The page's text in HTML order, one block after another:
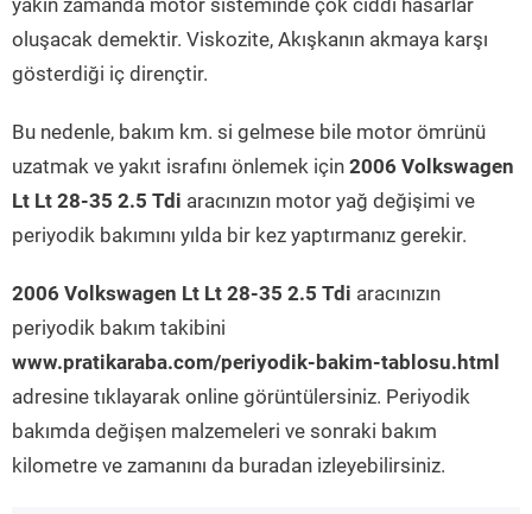
yakın zamanda motor sisteminde çok ciddi hasarlar
oluşacak demektir. Viskozite, Akışkanın akmaya karşı
gösterdiği iç dirençtir.
Bu nedenle, bakım km. si gelmese bile motor ömrünü
uzatmak ve yakıt israfını önlemek için 2006 Volkswagen
Lt Lt 28-35 2.5 Tdi aracınızın motor yağ değişimi ve
periyodik bakımını yılda bir kez yaptırmanız gerekir.
2006 Volkswagen Lt Lt 28-35 2.5 Tdi aracınızın
periyodik bakım takibini
www.pratikaraba.com/periyodik-bakim-tablosu.html
adresine tıklayarak online görüntülersiniz. Periyodik
bakımda değişen malzemeleri ve sonraki bakım
kilometre ve zamanını da buradan izleyebilirsiniz.